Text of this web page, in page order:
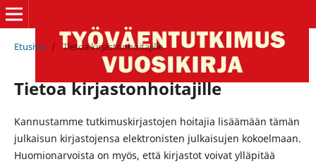
Etusivu / Tietoa kirjastonhoitajille
Tietoa kirjastonhoitajille
Kannustamme tutkimuskirjastojen hoitajia lisäämään tämän
julkaisun kirjastojensa elektronisten julkaisujen kokoelmaan.
Huomionarvoista on myös, että kirjastot voivat ylläpitää